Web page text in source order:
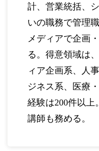
計、営業統括、
いの職務で管理
メディアで企画
る。得意領域は
ィア企画系、人
ジネス系、医療
経験は200件以上
講師も務める。